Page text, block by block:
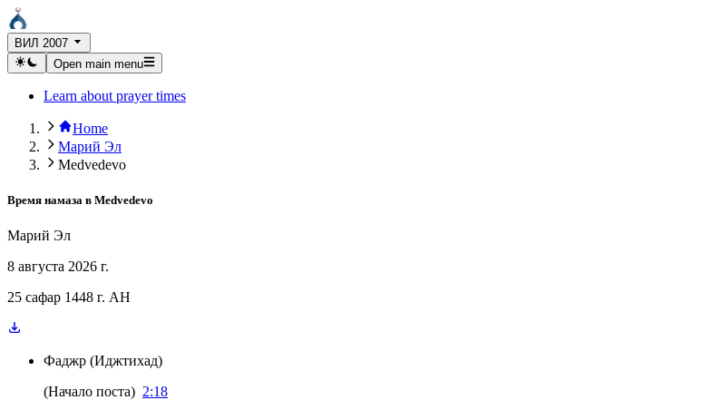
ВИЛ 2007
Open main menu
Learn about prayer times
Home
Марий Эл
Medvedevo
Время намаза в Medvedevo
Марий Эл
8 августа 2026 г.
25 сафар 1448 г. AH
Фаджр (Иджтихад)
(Начало поста) 2:18